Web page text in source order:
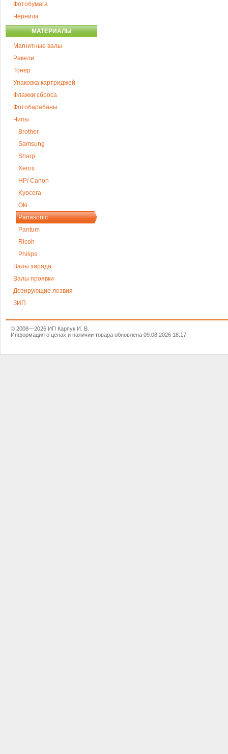
Фотобумага
Чернила
МАТЕРИАЛЫ
Магнитные валы
Ракели
Тонер
Упаковка картриджей
Флажки сброса
Фотобарабаны
Чипы
Brother
Samsung
Sharp
Xerox
HP/ Canon
Kyocera
Oki
Panasonic
Pantum
Ricoh
Philips
Валы заряда
Валы проявки
Дозирующие лезвия
ЗИП
© 2008—2026 ИП Карпук И. В.
Информация о ценах и наличии товара обновлена 09.08.2026 18:17